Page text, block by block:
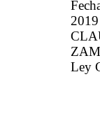
Ley